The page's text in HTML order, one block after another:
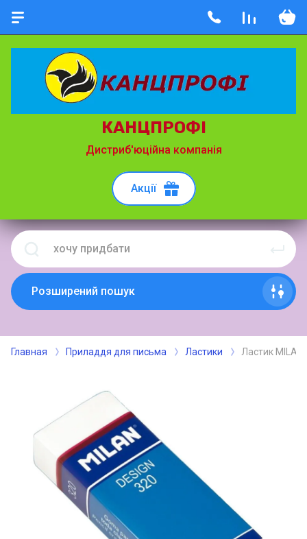
КАНЦПРОФІ
Дистриб'юційна компанія
Акції
Розширений пошук
Главная Приладдя для письма Ластики Ластик